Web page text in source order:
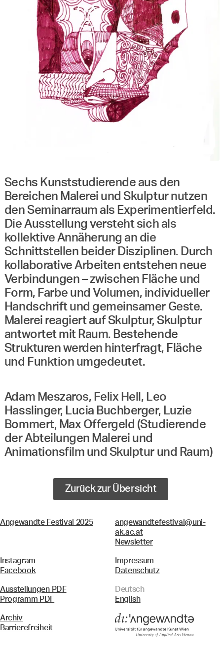
Sechs Kunststudierende aus den
Bereichen Malerei und Skulptur nutzen
den Seminarraum als Experimentierfeld.
Die Ausstellung versteht sich als
kollektive Annäherung an die
Schnittstellen beider Disziplinen. Durch
kollaborative Arbeiten entstehen neue
Verbindungen – zwischen Fläche und
Form, Farbe und Volumen, individueller
Handschrift und gemeinsamer Geste.
Malerei reagiert auf Skulptur, Skulptur
antwortet mit Raum. Bestehende
Strukturen werden hinterfragt, Fläche
und Funktion umgedeutet.
Adam Meszaros, Felix Hell, Leo
Hasslinger, Lucia Buchberger, Luzie
Bommert, Max Offergeld (Studierende
der Abteilungen Malerei und
Animationsfilm und Skulptur und Raum)
Zurück zur Übersicht
Angewandte Festival 2025
angewandtefestival@uni-
ak.ac.at
Newsletter
Instagram
Facebook
Impressum
Datenschutz
Ausstellungen PDF
Programm PDF
Deutsch
English
Archiv
Barrierefreiheit